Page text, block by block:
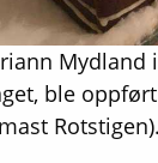
Mydland
ble
Rotstigen).